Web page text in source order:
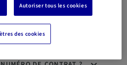
ESPACE CLIENT ?
Autoriser tous les cookies
des cookies